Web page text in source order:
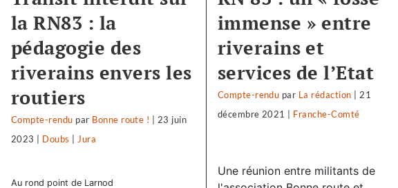
la RN83 : la
pédagogie des
riverains envers les
routiers
Compte-rendu par Bonne route !
23 juin
2023
Doubs |Jura
Au rond point de Larnod
immense » entre
riverains et
services de l’Etat
Compte-rendu par La rédaction |21
décembre 2021
Franche-Comté
Une réunion entre militants de